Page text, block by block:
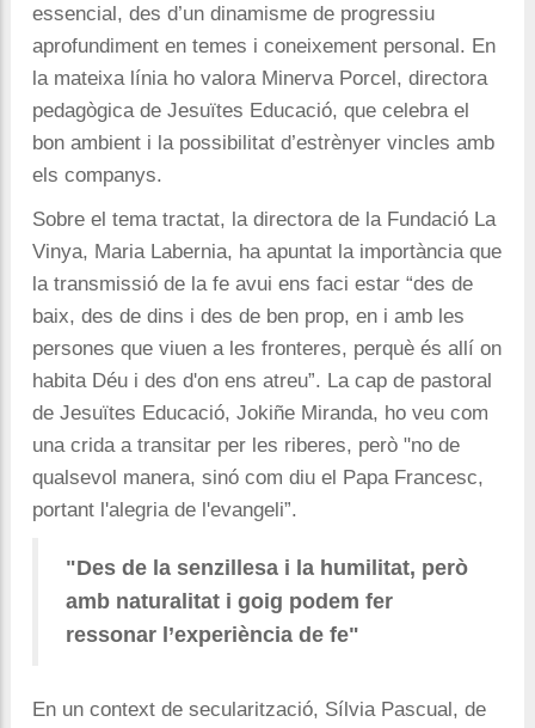
essencial, des d’un dinamisme de progressiu
aprofundiment en temes i coneixement personal. En
la mateixa línia ho valora Minerva Porcel, directora
pedagògica de Jesuïtes Educació, que celebra el
bon ambient i la possibilitat d’estrènyer vincles amb
els companys.
Sobre el tema tractat, la directora de la Fundació La
Vinya, Maria Labernia, ha apuntat la importància que
la transmissió de la fe avui ens faci estar “des de
baix, des de dins i des de ben prop, en i amb les
persones que viuen a les fronteres, perquè és allí on
habita Déu i des d'on ens atreu”. La cap de pastoral
de Jesuïtes Educació, Jokiñe Miranda, ho veu com
una crida a transitar per les riberes, però "no de
qualsevol manera, sinó com diu el Papa Francesc,
portant l'alegria de l'evangeli”.
"Des de la senzillesa i la humilitat, però
amb naturalitat i goig podem fer
ressonar l’experiència de fe"
En un context de secularització, Sílvia Pascual, de